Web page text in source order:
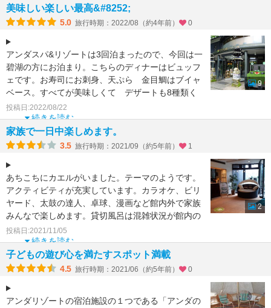
美味しい楽しい最高&#8252;️
5.0 旅行時期：2022/08（約4年前） 0
アンダスパ&リゾートは3回泊まったので、今回は一
碧湖の方にお泊まり。こちらのディナーはビュッフ
ェです。お寿司にお刺身、天ぷら 金目鯛はブイャ
ベース。すべてが美味しくて デザートも8種類く
らい マカロン
続きを読む
投稿日:2022/08/22
9
家族で一日中楽しめます。
3.5 旅行時期：2021/09（約5年前） 1
あちこちにカエルがいました。テーマのようです。
アクティビティが充実しています。カラオケ、ビリ
ヤード、太鼓の達人、卓球、漫画など館内外で家族
みんなで楽しめます。貸切風呂は混雑状況が館内の
モニターで確
続きを読む
投稿日:2021/11/05
2
子どもの遊び心を満たすスポット満載
4.5 旅行時期：2021/06（約5年前） 0
アンダリゾートの宿泊施設の１つである「アンダの